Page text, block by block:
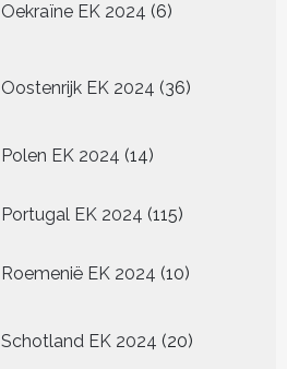
Oekraïne EK 2024 6
producten
Oostenrijk EK 2024 36
producten
Polen EK 2024 1414
Portugal EK 2024 115115
Roemenië EK 2024 1010
Schotland EK 2024 20
producten